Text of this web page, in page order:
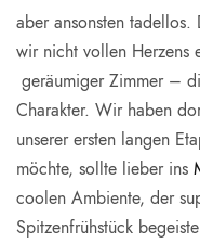
aber ansonsten tadellos.
wir nicht vollen Herzens
geräumiger Zimmer –
Charakter. Wir haben
unserer ersten langen
möchte, sollte lieber ins
coolen Ambiente, der
Spitzenfrühstück